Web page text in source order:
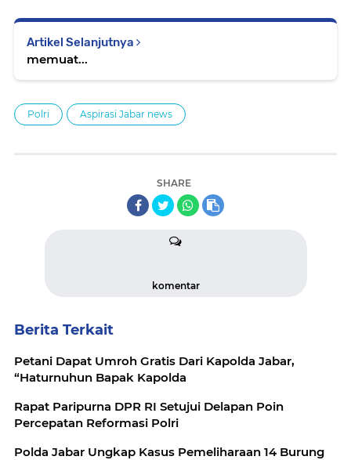
Artikel Selanjutnya
memuat...
Polri Aspirasi Jabar news
SHARE
komentar
Berita Terkait
Petani Dapat Umroh Gratis Dari Kapolda Jabar,
“Haturnuhun Bapak Kapolda
Rapat Paripurna DPR RI Setujui Delapan Poin
Percepatan Reformasi Polri
Polda Jabar Ungkap Kasus Pemeliharaan 14 Burung